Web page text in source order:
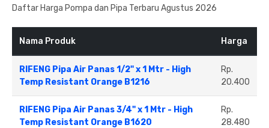
Daftar Harga Pompa dan Pipa Terbaru Agustus 2026
Nama Produk Harga
RIFENG Pipa Air Panas 1/2" x 1 Mtr - High
Temp Resistant Orange B1216
Rp.
20.400
RIFENG Pipa Air Panas 3/4" x 1 Mtr - High
Temp Resistant Orange B1620
Rp.
28.480